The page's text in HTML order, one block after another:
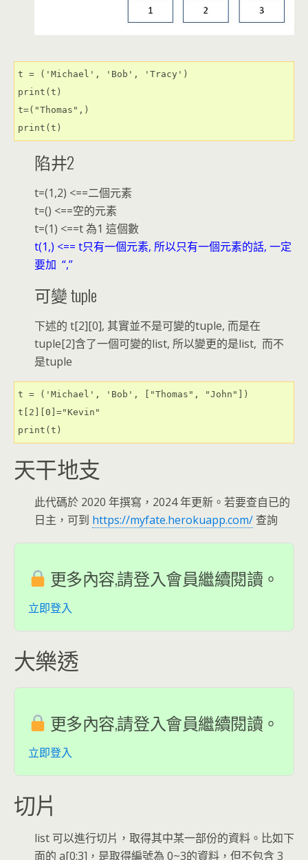
t = ('Michael', 'Bob', 'Tracy')
print(t)
t=("Thomas",)
print(t)
陷井2
t=(1,2) <==二個元素
t=() <==空的元素
t=(1) <==t 為1 這個數
t(1,) <== t只有一個元素, 所以只有一個元素的話, 一定
要加 “,”
可變 tuple
下述的 t[2][0], 其實並不是可變的tuple, 而是在
tuple[2]含了一個可變的list, 所以變更的是list, 而不
是tuple
t = ('Michael', 'Bob', ["Thomas", "John"])
t[2][0]="Kevin"
print(t)
天干地支
此代碼於 2020 年撰寫，2024 年更新。若要查自已的
日主，可到 https://myfate.herokuapp.com/ 查詢
更多內容,請登入會員繼續閱讀。
立即登入
大樂透
更多內容,請登入會員繼續閱讀。
立即登入
切片
list 可以進行切片，取得其中某一部份的資料。比如下
面的 a[0:3]，是取得編號為 0~3的資料，但不包含 3